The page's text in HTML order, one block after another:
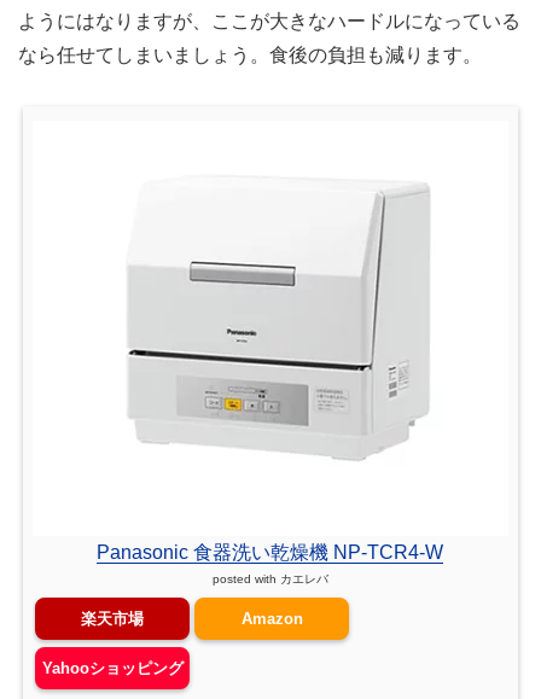
ようにはなりますが、ここが大きなハードルになっている
なら任せてしまいましょう。食後の負担も減ります。
Panasonic 食器洗い乾燥機 NP-TCR4-W
posted with カエレバ
楽天市場 Amazon
Yahooショッピング